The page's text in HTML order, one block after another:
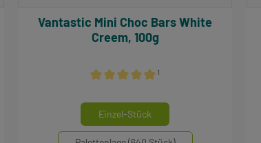
¹
Vantastic Mini Choc Bars White
Creem, 100g
Mengeneinheiten auswählen
Einzel-Stück